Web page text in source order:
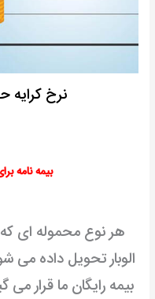
نرخ کرایه
بیمه نامه
هر نوع محموله ای
الوبار تحویل داده